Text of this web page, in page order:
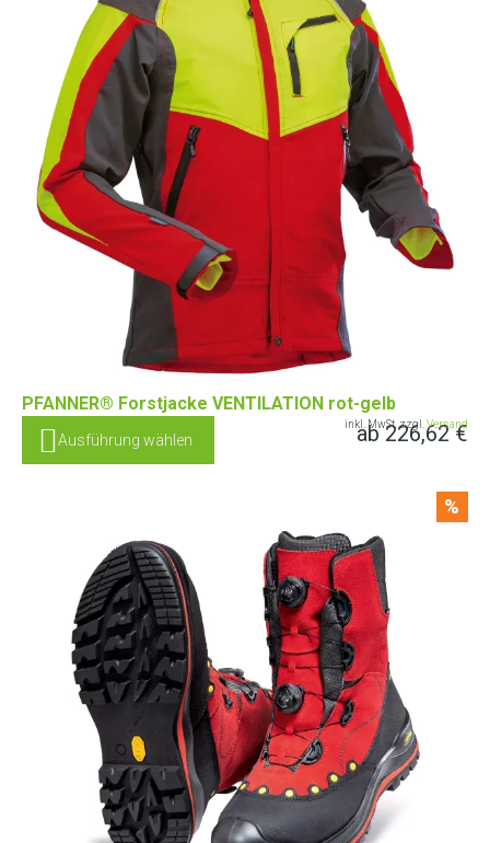
PFANNER® Forstjacke VENTILATION rot-gelb
ab226,62€
inkl. MwSt. zzgl.Versand
Ausführung wählen
%